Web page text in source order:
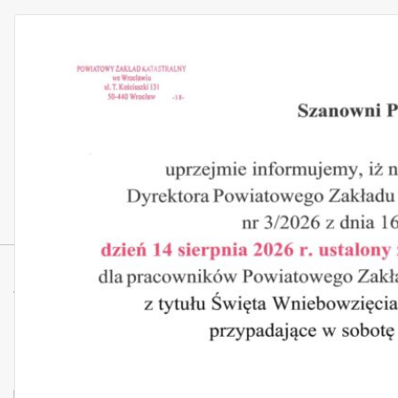
Wilkowice
< wróć do kategorii: Gmina Żórawina